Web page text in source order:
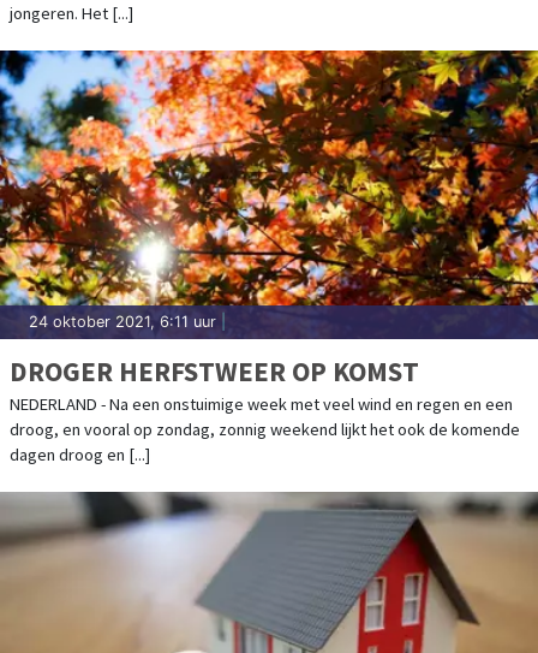
jongeren. Het [...]
24 oktober 2021, 6:11 uur
DROGER HERFSTWEER OP KOMST
NEDERLAND - Na een onstuimige week met veel wind en regen en een
droog, en vooral op zondag, zonnig weekend lijkt het ook de komende
dagen droog en [...]